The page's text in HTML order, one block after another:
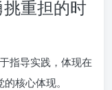
重担的时
指导实践，体现在
核心体现。